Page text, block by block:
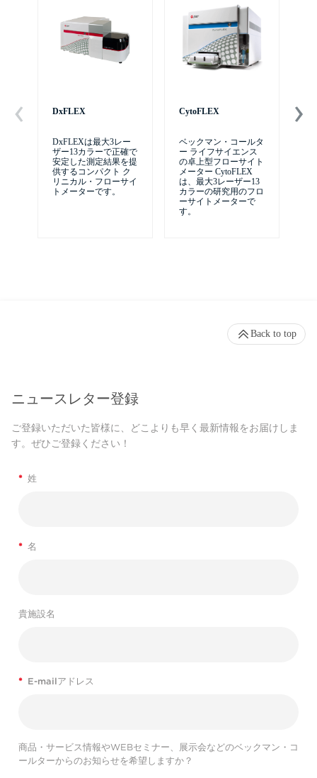
DxFLEX
DxFLEXは最大3レー
ザー13カラーで正確で
安定した測定結果を提
供するコンパクト ク
リニカル・フローサイ
トメーターです。
CytoFLEX
ベックマン・コールタ
ー ライフサイエンス
の卓上型フローサイト
メーター CytoFLEX
は、最大3レーザー13
カラーの研究用のフロ
ーサイトメーターで
す。
ニュースレター登録
ご登録いただいた皆様に、どこよりも早く最新情報をお届けしま
す。ぜひご登録ください！
* 姓
* 名
貴施設名
* E-mailアドレス
商品・サービス情報やWEBセミナー、展示会などのベックマン・コ
ールターからのお知らせを希望しますか？
Back to top